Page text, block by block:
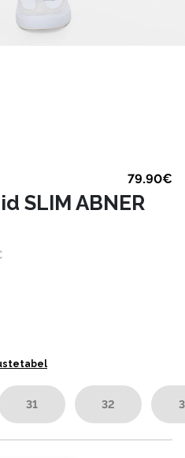
79.90€
SLIM ABNER
31 32